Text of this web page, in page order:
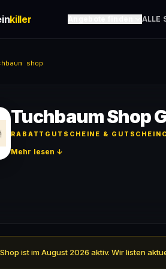
killer ALLE
shop
Tuchbaum Shop
RABATTGUTSCHEINE &
Mehr lesen ↓
ist im August 2026 aktiv. Wir listen